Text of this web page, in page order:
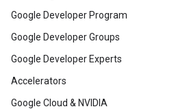
Google Developer Program
Google Developer Groups
Google Developer Experts
Accelerators
Google Cloud & NVIDIA